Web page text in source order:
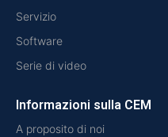
Servizio
Software
Serie di video
Informazioni sulla CEM
A proposito di noi